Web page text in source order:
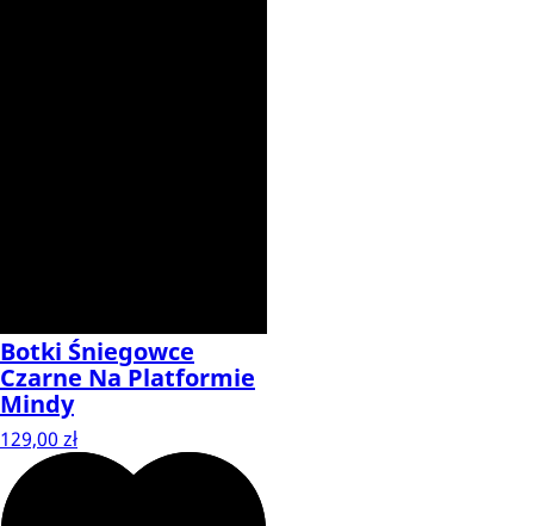
Botki Śniegowce
Czarne Na Platformie
Mindy
129,00 zł